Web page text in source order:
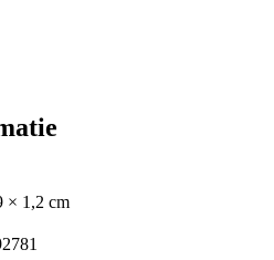
× 1,2 cm